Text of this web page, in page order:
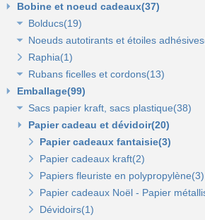
Nappes et chemins de table(15)
Serviettes et vaisselle jetables(17)
Accessoires zinc, bois et métal(16)
Mobilier déco(4)
Bobine et noeud cadeaux(37)
Bolducs(19)
Bolducs 7 et 10 mm(7)
Rubans 19 et 25 mm(7)
Rubans 50 et 100 mm(5)
Noeuds autotirants et étoiles
Noeuds autocollants et étoiles
Raphia(1)
Rubans ficelles et cordons(13)
Ficelles et cordons(4)
Rubans tissu, jute et sisal(6)
Rubans tulle(3)
Emballage(99)
Sacs papier kraft, sacs plastique(38)
Sacs kraft poignées plates(7)
Sacs kraft poignées torsadées(5)
Sacs fêtes et fantaisie(5)
Sacs pour bouteille(10)
Sacs pelliculés(6)
Sacs plastique(4)
Papier cadeau et dévidoir(20)
Papier cadeaux fantaisie(3)
Papier cadeaux kraft(2)
Papiers fleuriste en polypropylène(3)
Papier cadeaux Noël - Papier
Dévidoirs(1)